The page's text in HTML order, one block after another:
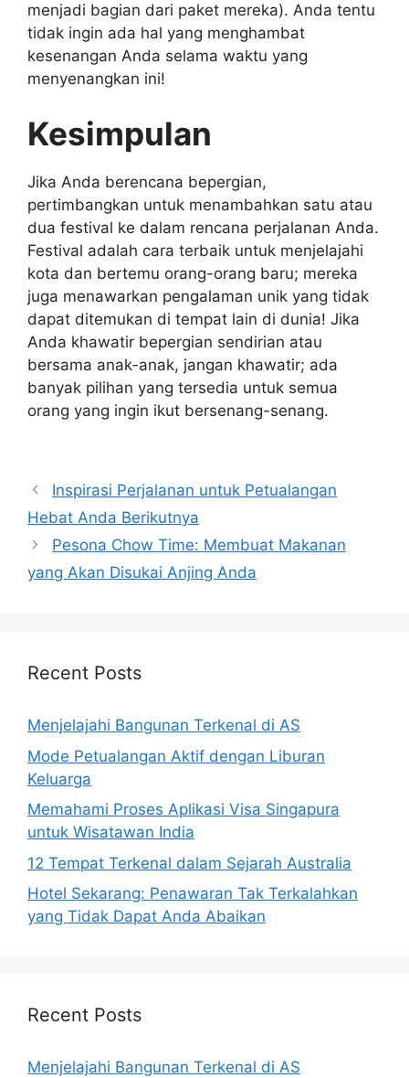
menjadi bagian dari paket mereka). Anda tentu
tidak ingin ada hal yang menghambat
kesenangan Anda selama waktu yang
menyenangkan ini!
Kesimpulan
Jika Anda berencana bepergian,
pertimbangkan untuk menambahkan satu atau
dua festival ke dalam rencana perjalanan Anda.
Festival adalah cara terbaik untuk menjelajahi
kota dan bertemu orang-orang baru; mereka
juga menawarkan pengalaman unik yang tidak
dapat ditemukan di tempat lain di dunia! Jika
Anda khawatir bepergian sendirian atau
bersama anak-anak, jangan khawatir; ada
banyak pilihan yang tersedia untuk semua
orang yang ingin ikut bersenang-senang.
posInspirasi Perjalanan untuk Petualangan
Hebat Anda Berikutnya
Pesona Chow Time: Membuat Makanan
yang Akan Disukai Anjing Anda
Recent Posts
Menjelajahi Bangunan Terkenal di AS
Mode Petualangan Aktif dengan Liburan
Keluarga
Memahami Proses Aplikasi Visa Singapura
untuk Wisatawan India
12 Tempat Terkenal dalam Sejarah Australia
Hotel Sekarang: Penawaran Tak Terkalahkan
yang Tidak Dapat Anda Abaikan
Recent Posts
Menjelajahi Bangunan Terkenal di AS